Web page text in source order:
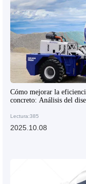
Cómo mejorar la
concreto: Análisis del
Lectura:385
2025.10.08